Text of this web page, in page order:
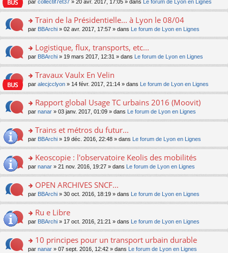
e
nt
pl
u
ré
c
e
nt
n
le
pl
u
ré
c
e
nt
g
e
n
n
le
pl
u
ré
c
e
nt
a
g
e
n
n
le
pl
u
ré
c
e
nt
er
le
m
e
a
g
e
n
n
le
pl
u
ré
c
e
nt
o
n
ult
er
le
m
e
a
g
e
n
n
le
pl
u
ré
c
e
nt
par collectif7et37 » 20 avr. 2017, 17:05 » dans Le forum de Lyon en Lignes
o
n
ult
er
le
m
e
a
g
e
n
n
le
pl
u
ré
c
e
nt
Train de la Présidentielle... à Lyon le 08/04
par BBArchi » 02 avr. 2017, 17:57 » dans Le forum de Lyon en Lignes
o
n
ult
er
le
m
e
a
g
e
n
n
le
pl
u
ré
c
e
nt
Logistique, flux, transports, etc...
par BBArchi » 19 mars 2017, 12:31 » dans Le forum de Lyon en Lignes
o
n
ult
er
le
m
e
a
g
e
n
n
le
pl
u
ré
Travaux Vaulx En Velin
par alecjcclyon » 14 févr. 2017, 21:14 » dans Le forum de Lyon en Lignes
o
n
ult
er
le
m
e
a
g
e
n
n
le
pl
Rapport global Usage TC urbains 2016 (Moovit)
par nanar » 03 janv. 2017, 01:09 » dans Le forum de Lyon en Lignes
o
n
ult
er
le
m
e
a
g
e
n
Trains et métros du futur...
par BBArchi » 19 déc. 2016, 22:48 » dans Le forum de Lyon en Lignes
o
n
ult
er
le
m
e
a
g
Keoscopie : l'observatoire Keolis des mobilités
par nanar » 21 nov. 2016, 19:27 » dans Le forum de Lyon en Lignes
o
n
ult
er
le
m
e
OPEN ARCHIVES SNCF...
par BBArchi » 30 oct. 2016, 18:19 » dans Le forum de Lyon en Lignes
o
n
ult
Ru e Libre
par BBArchi » 17 oct. 2016, 21:21 » dans Le forum de Lyon en Lignes
o
10 principes pour un transport urbain durable
par nanar » 07 sept. 2016, 12:42 » dans Le forum de Lyon en Lignes